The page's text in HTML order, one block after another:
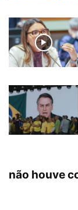
não houve